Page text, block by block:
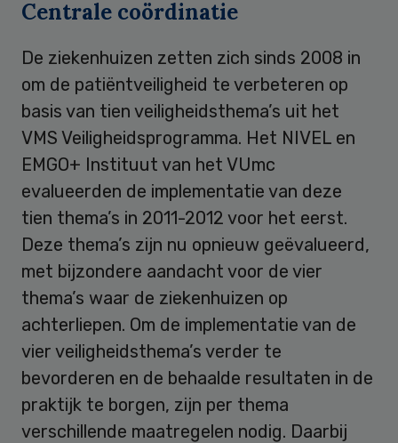
Centrale coördinatie
De ziekenhuizen zetten zich sinds 2008 in
om de patiëntveiligheid te verbeteren op
basis van tien veiligheidsthema’s uit het
VMS Veiligheidsprogramma. Het NIVEL en
EMGO+ Instituut van het VUmc
evalueerden de implementatie van deze
tien thema’s in 2011-2012 voor het eerst.
Deze thema’s zijn nu opnieuw geëvalueerd,
met bijzondere aandacht voor de vier
thema’s waar de ziekenhuizen op
achterliepen. Om de implementatie van de
vier veiligheidsthema’s verder te
bevorderen en de behaalde resultaten in de
praktijk te borgen, zijn per thema
verschillende maatregelen nodig. Daarbij